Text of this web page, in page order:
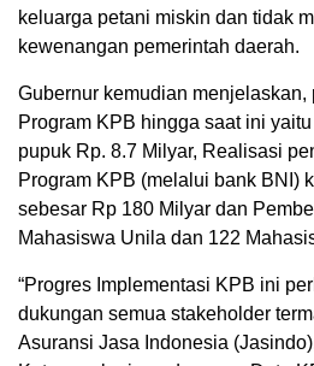
keluarga petani miskin dan tidak
kewenangan pemerintah daerah.
Gubernur kemudian menjelaskan,
Program KPB hingga saat ini
pupuk Rp. 8.7 Milyar, Realisasi
Program KPB (melalui bank BNI)
sebesar Rp 180 Milyar dan
Mahasiswa Unila dan 122
“Progres Implementasi KPB ini
dukungan semua stakeholder
Asuransi Jasa Indonesia